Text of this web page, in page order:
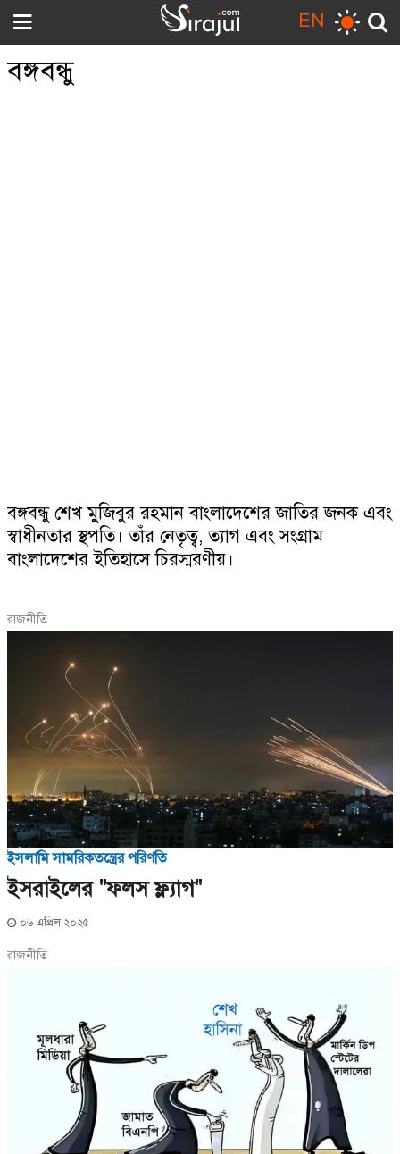
EN
বঙ্গবন্ধু
বঙ্গবন্ধু শেখ মুজিবুর রহমান বাংলাদেশের জাতির জনক এবং
স্বাধীনতার স্থপতি। তাঁর নেতৃত্ব, ত্যাগ এবং সংগ্রাম
বাংলাদেশের ইতিহাসে চিরস্মরণীয়।
রাজনীতি
ইসলামি সামরিকতন্ত্রের পরিণতি
ইসরাইলের "ফলস ফ্ল্যাগ"
০৬ এপ্রিল ২০২৫
রাজনীতি